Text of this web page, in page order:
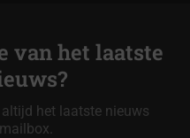
van het laatste
het laatste nieuws